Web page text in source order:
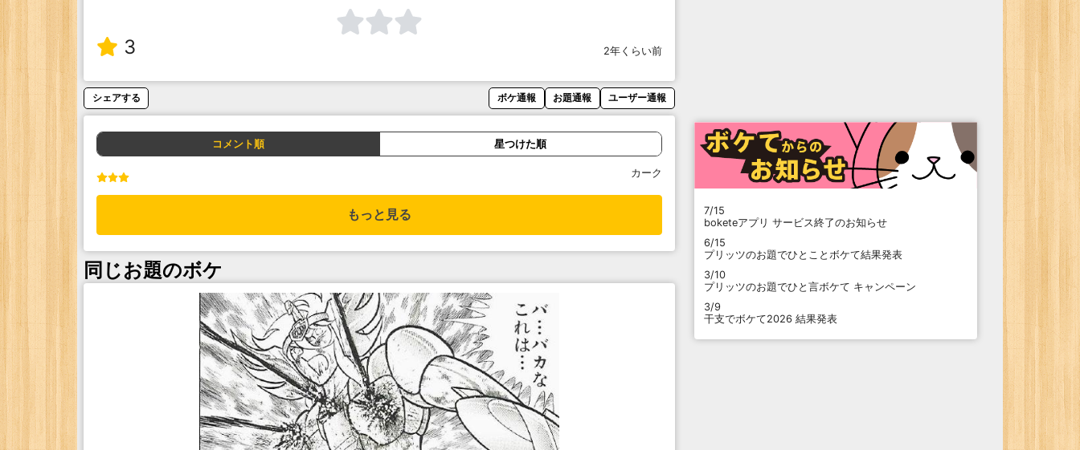
3 2年くらい前
シェアする ボケ通報 お題通報 ユーザー通報
コメント順 星つけた順
カーク
もっと見る
同じお題のボケ
7/15
boketeアプリ サービス終了のお知らせ
6/15
プリッツのお題でひとことボケて結果発表
3/10
プリッツのお題でひと言ボケて キャンペーン
3/9
干支でボケて2026 結果発表